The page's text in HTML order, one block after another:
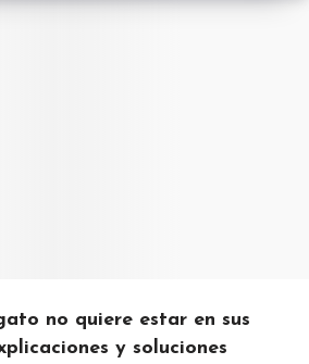
no quiere estar en sus
y soluciones